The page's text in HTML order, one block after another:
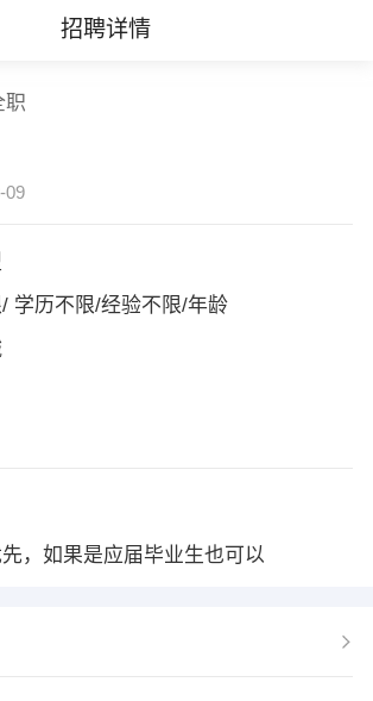
招聘详情
职
09
学历不限/经验不限/年龄
，如果是应届毕业生也可以